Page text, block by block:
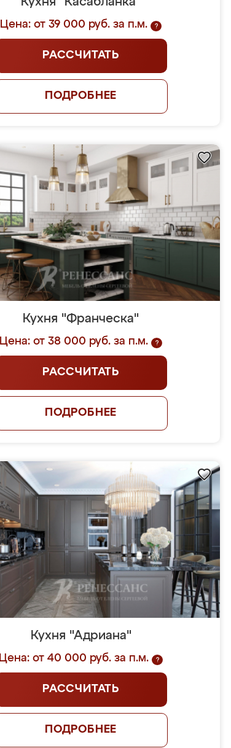
Цена: от 39 000 руб. за п.м. ?
РАССЧИТАТЬ
ПОДРОБНЕЕ
Кухня "Франческа"
Цена: от 38 000 руб. за п.м. ?
РАССЧИТАТЬ
ПОДРОБНЕЕ
Кухня "Адриана"
Цена: от 40 000 руб. за п.м. ?
РАССЧИТАТЬ
ПОДРОБНЕЕ